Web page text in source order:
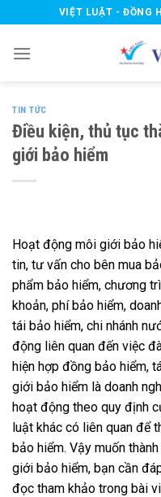
to
content
VIỆT LUẬT - ĐỒNG
TIN TỨC
Điều kiện, thủ tục
giới bảo hiểm
Hoạt động môi giới bảo
tin, tư vấn cho bên mua
phẩm bảo hiểm, chương
khoản, phí bảo hiểm,
tái bảo hiểm, chi nhánh
động liên quan đến việc
hiện hợp đồng bảo hiểm,
giới bảo hiểm là doanh
hoạt động theo quy định
luật khác có liên quan để
bảo hiểm. Vậy muốn
giới bảo hiểm, bạn cần
đọc tham khảo trong bài